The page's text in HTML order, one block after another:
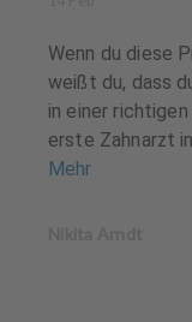
Wenn du diese
weißt du, dass
in einer
erste Zahnarzt in
Mehr